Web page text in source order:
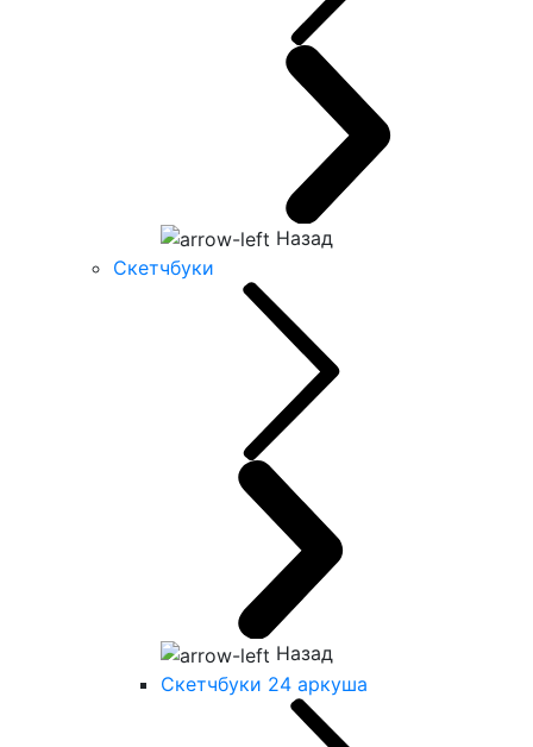
Назад
Скетчбуки
Назад
Скетчбуки 24 аркуша